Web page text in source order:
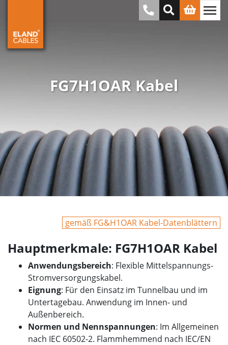
FG7H1OAR Kabel
gemäß FG&H1OAR Kabel-Datenblättern
Hauptmerkmale: FG7H1OAR Kabel
Anwendungsbereich: Flexible Mittelspannungs-
Stromversorgungskabel.
Eignung: Für den Einsatz im Tunnelbau und im
Untertagebau. Anwendung im Innen- und
Außenbereich.
Normen und Nennspannungen: Im Allgemeinen
nach IEC 60502-2. Flammhemmend nach IEC/EN